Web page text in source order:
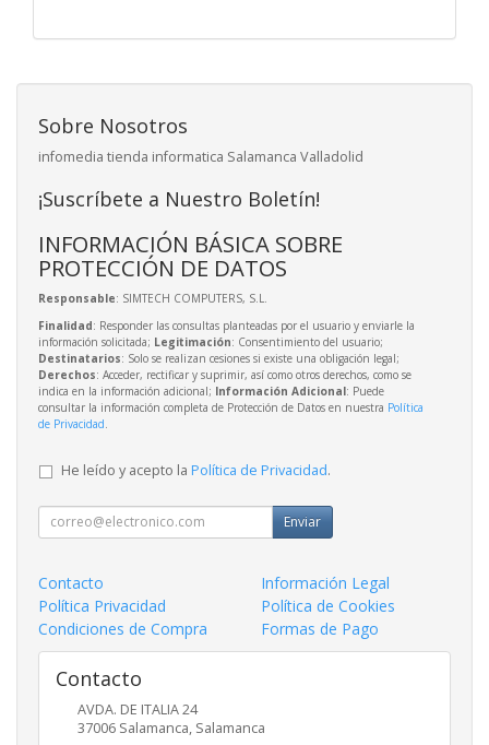
Sobre Nosotros
infomedia tienda informatica Salamanca Valladolid
¡Suscríbete a Nuestro Boletín!
INFORMACIÓN BÁSICA SOBRE
PROTECCIÓN DE DATOS
Responsable: SIMTECH COMPUTERS, S.L.
Finalidad: Responder las consultas planteadas por el usuario y enviarle la
información solicitada; Legitimación: Consentimiento del usuario;
Destinatarios: Solo se realizan cesiones si existe una obligación legal;
Derechos: Acceder, rectificar y suprimir, así como otros derechos, como se
indica en la información adicional; Información Adicional: Puede
consultar la información completa de Protección de Datos en nuestra Política
de Privacidad
He leído y acepto la Política de Privacidad.
Enviar
Contacto
Información Legal
Política Privacidad
Política de Cookies
Condiciones de Compra
Formas de Pago
Contacto
AVDA. DE ITALIA 24
37006 Salamanca, Salamanca